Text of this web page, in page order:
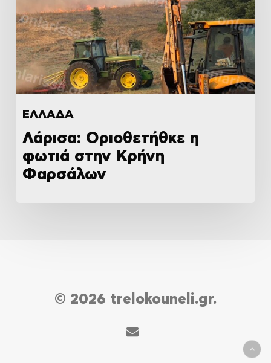
ΕΛΛΑΔΑ
Λάρισα: Οριοθετήθκε η
φωτιά στην Κρήνη
Φαρσάλων
© 2026 trelokouneli.gr.
email